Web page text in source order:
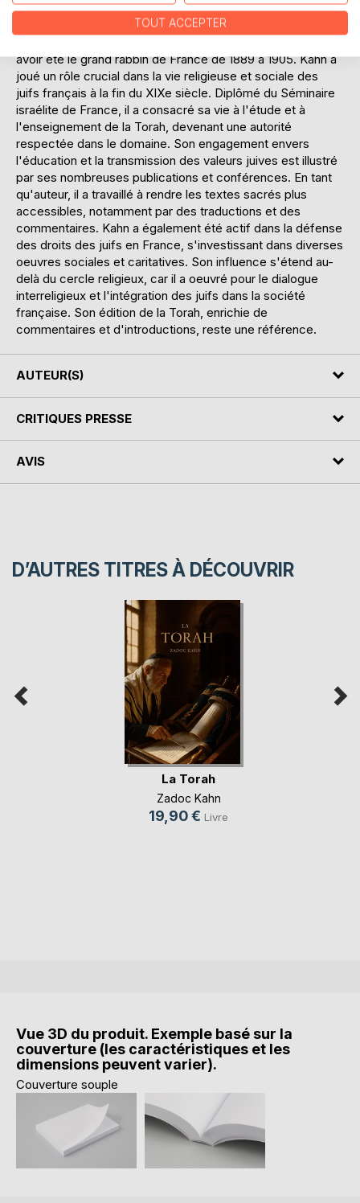
Zadoc Kahn, né le 18 février 1839 à Mommenheim et
décédé le 8 décembre 1905 à Paris, est une figure
avoir été le grand rabbin de France de 1889 à 1905. Kahn a
joué un rôle crucial dans la vie religieuse et sociale des
juifs français à la fin du XIXe siècle. Diplômé du Séminaire
israélite de France, il a consacré sa vie à l'étude et à
l'enseignement de la Torah, devenant une autorité
respectée dans le domaine. Son engagement envers
l'éducation et la transmission des valeurs juives est illustré
par ses nombreuses publications et conférences. En tant
qu'auteur, il a travaillé à rendre les textes sacrés plus
accessibles, notamment par des traductions et des
commentaires. Kahn a également été actif dans la défense
des droits des juifs en France, s'investissant dans diverses
oeuvres sociales et caritatives. Son influence s'étend au-
delà du cercle religieux, car il a oeuvré pour le dialogue
interreligieux et l'intégration des juifs dans la société
française. Son édition de la Torah, enrichie de
commentaires et d'introductions, reste une référence.
AUTEUR(S)
CRITIQUES PRESSE
AVIS
D’AUTRES TITRES À DÉCOUVRIR
La Torah
Zadoc Kahn
19,90 € Livre
Vue 3D du produit. Exemple basé sur la
couverture (les caractéristiques et les
dimensions peuvent varier).
Couverture souple
TOUT ACCEPTER